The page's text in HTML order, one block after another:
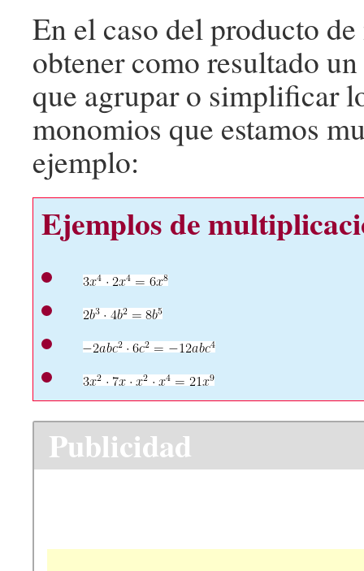
En el caso del producto
obtener como resultado
que agrupar o simplificar
monomios que estamos
ejemplo:
Ejemplos de
Publicidad